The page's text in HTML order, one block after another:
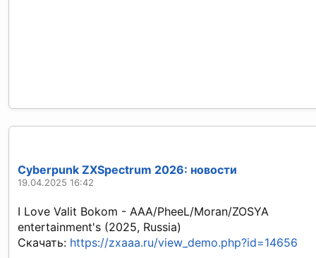
Cyberpunk ZXSpectrum 2026: новости
19.04.2025 16:42
I Love Valit Bokom - AAA/PheeL/Moran/ZOSYA
entertainment's (2025, Russia)
Скачать: https://zxaaa.ru/view_demo.php?id=14656